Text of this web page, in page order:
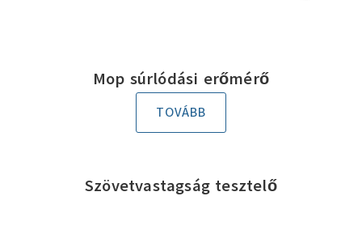
Mop súrlódási erőmérő
TOVÁBB
Szövetvastagság tesztelő